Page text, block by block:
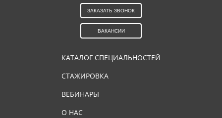
КАТАЛОГ СПЕЦИАЛЬНОСТЕЙ
СТАЖИРОВКА
ВЕБИНАРЫ
О НАС
ЗАКАЗАТЬ ЗВОНОК
ВАКАНСИИ